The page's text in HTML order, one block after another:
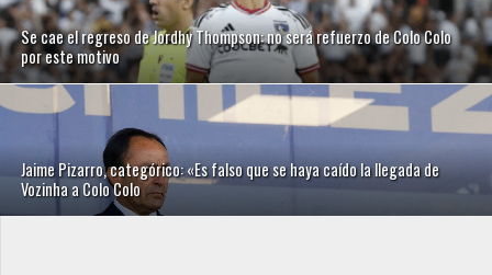
Se cae el regreso de Jordhy Thompson: no será refuerzo de Colo Colo
por este motivo
Jaime Pizarro, categórico: «Es falso que se haya caído la llegada de
Vozinha a Colo Colo